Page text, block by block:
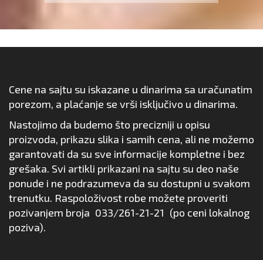
Cene na sajtu su iskazane u dinarima sa uračunatim
porezom, a plaćanje se vrši isključivo u dinarima.
Nastojimo da budemo što precizniji u opisu
proizvoda, prikazu slika i samih cena, ali ne možemo
garantovati da su sve informacije kompletne i bez
grešaka. Svi artikli prikazani na sajtu su deo naše
ponude i ne podrazumeva da su dostupni u svakom
trenutku. Raspoloživost robe možete proveriti
pozivanjem broja 033/261-21-21 (po ceni lokalnog
poziva).